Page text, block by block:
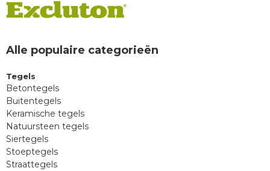
Alle populaire categorieën
Tegels
Betontegels
Buitentegels
Keramische tegels
Natuursteen tegels
Siertegels
Stoeptegels
Straattegels